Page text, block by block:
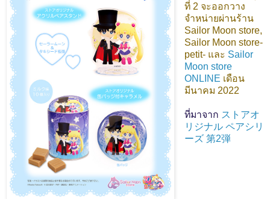
ที่ 2 จะออกวาง
จำหน่ายผ่านร้าน
Sailor Moon store,
Sailor Moon store-
petit- และ Sailor
Moon store
ONLINE เดือน
มีนาคม 2022
ที่มาจาก ストアオ
リジナル ペアシリ
ーズ 第2弾